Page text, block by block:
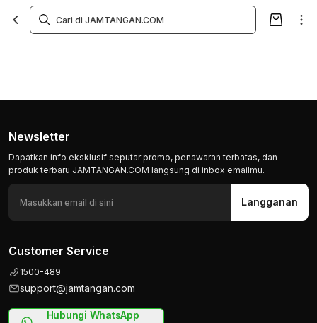
Newsletter
Dapatkan info eksklusif seputar promo, penawaran terbatas, dan
produk terbaru JAMTANGAN.COM langsung di inbox emailmu.
Langganan
Customer Service
1500-489
support@jamtangan.com
Hubungi WhatsApp